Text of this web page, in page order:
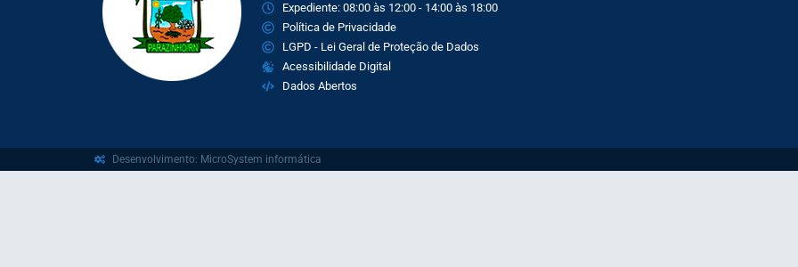
Expediente: 08:00 às 12:00 - 14:00 às 18:00
Política de Privacidade
LGPD - Lei Geral de Proteção de Dados
Acessibilidade Digital
Dados Abertos
Desenvolvimento: MicroSystem informática